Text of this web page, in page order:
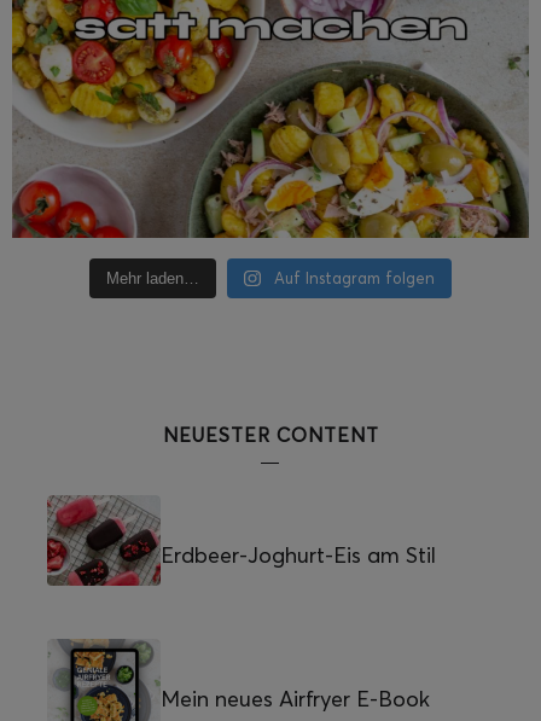
Mehr laden… Auf Instagram folgen
NEUESTER CONTENT
Erdbeer-Joghurt-Eis am Stil
Mein neues Airfryer E-Book